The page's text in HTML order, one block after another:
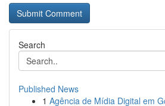
Search
Published News
1 Agência de Mídia Digital em